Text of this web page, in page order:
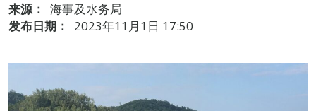
来源：
海事及水务局
发布日期：
2023年11月1日 17:50